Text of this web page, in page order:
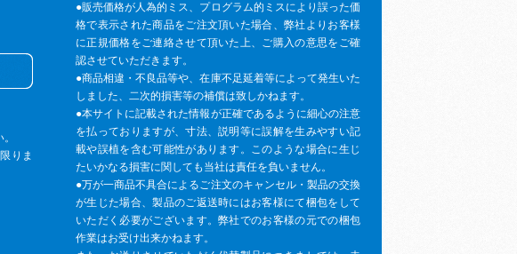
りま
●販売価格が人為的ミス、プログラム的ミスにより誤った価
格で表示された商品をご注文頂いた場合、弊社よりお客様
に正規価格をご連絡させて頂いた上、ご購入の意思をご確
認させていただきます。
●商品相違・不良品等や、在庫不足延着等によって発生いた
しました、二次的損害等の補償は致しかねます。
●本サイトに記載された情報が正確であるように細心の注意
を払っておりますが、寸法、説明等に誤解を生みやすい記
載や誤植を含む可能性があります。このような場合に生じ
たいかなる損害に関しても当社は責任を負いません。
●万が一商品不具合によるご注文のキャンセル・製品の交換
が生じた場合、製品のご返送時にはお客様にて梱包をして
いただく必要がございます。弊社でのお客様の元での梱包
作業はお受け出来かねます。